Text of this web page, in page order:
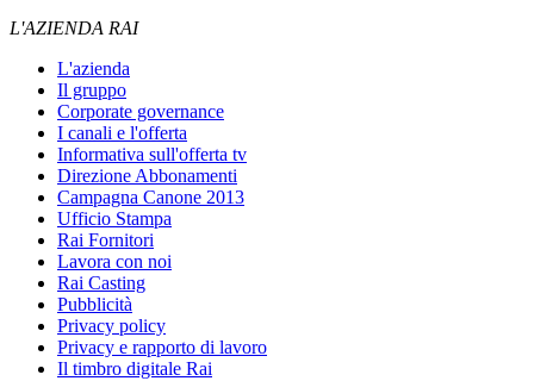
L'AZIENDA RAI
L'azienda
Il gruppo
Corporate governance
I canali e l'offerta
Informativa sull'offerta tv
Direzione Abbonamenti
Campagna Canone 2013
Ufficio Stampa
Rai Fornitori
Lavora con noi
Rai Casting
Pubblicità
Privacy policy
Privacy e rapporto di lavoro
Il timbro digitale Rai